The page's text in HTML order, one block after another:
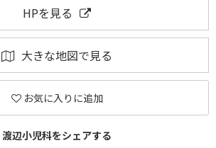
HPを見る
大きな地図で見る
お気に入りに追加
渡辺小児科をシェアする